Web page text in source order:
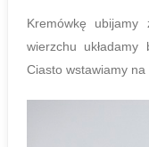
Kremówkę
wierzchu układamy
Ciasto wstawiamy